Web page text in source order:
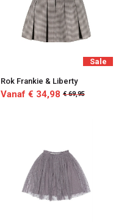
Sale
Rok Frankie & Liberty
Vanaf € 34,98 € 69,95